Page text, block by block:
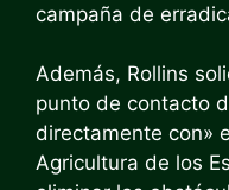
campaña de
Además, Rollins
punto de contacto
directamente con»
Agricultura de los